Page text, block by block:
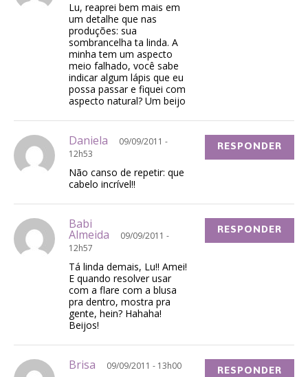
Lu, reaprei bem mais em
um detalhe que nas
produções: sua
sombrancelha ta linda. A
minha tem um aspecto
meio falhado, você sabe
indicar algum lápis que eu
possa passar e fiquei com
aspecto natural? Um beijo
Daniela
09/09/2011 -
12h53
Não canso de repetir: que
cabelo incrível!!
RESPONDER
Babi
Almeida
09/09/2011 -
12h57
Tá linda demais, Lu!! Amei!
E quando resolver usar
com a flare com a blusa
pra dentro, mostra pra
gente, hein? Hahaha!
Beijos!
RESPONDER
Brisa 09/09/2011 - 13h00 RESPONDER